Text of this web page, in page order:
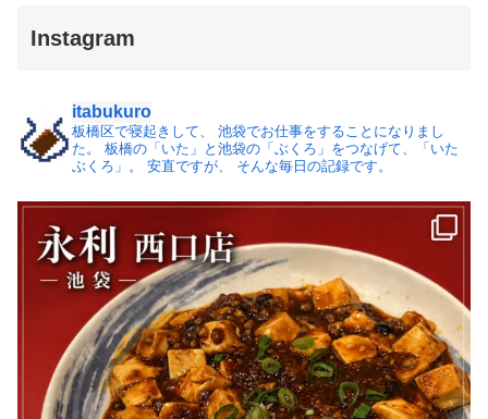
Instagram
itabukuro
板橋区で寝起きして、
池袋でお仕事をすることになりまし
た。
板橋の「いた」と池袋の「ぶくろ」をつなげて、「いた
ぶくろ」。
安直ですが、 そんな毎日の記録です。